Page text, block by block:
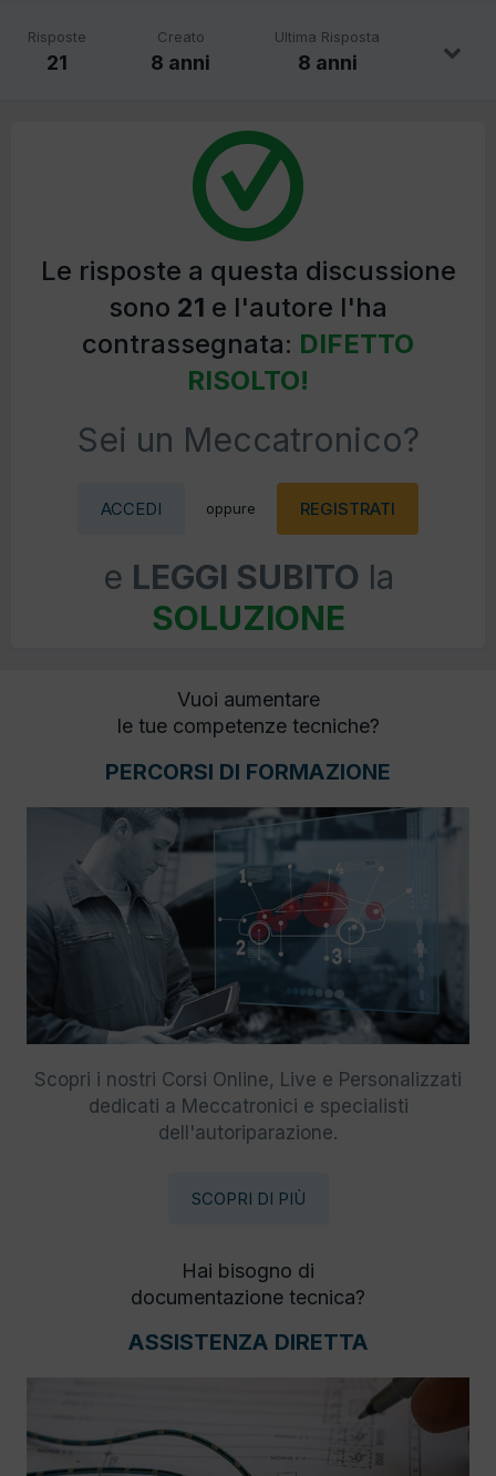
Risposte
21
Creato
8 anni
Ultima Risposta
8 anni
Le risposte a questa discussione
sono 21 e l'autore l'ha
contrassegnata: DIFETTO
RISOLTO!
Sei un Meccatronico?
ACCEDI oppure REGISTRATI
e LEGGI SUBITO la
SOLUZIONE
Vuoi aumentare
le tue competenze tecniche?
PERCORSI DI FORMAZIONE
Scopri i nostri Corsi Online, Live e Personalizzati
dedicati a Meccatronici e specialisti
dell'autoriparazione.
SCOPRI DI PIÙ
Hai bisogno di
documentazione tecnica?
ASSISTENZA DIRETTA